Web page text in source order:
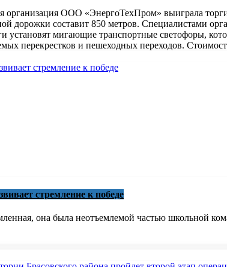
организация ООО «ЭнергоТехПром» выиграла
дорожки составит 850 метров. Специалистами
установят мигающие транспортные светофоры,
перекрестков и пешеходных переходов.
стремление к победе
она была неотъемлемой частью школьной